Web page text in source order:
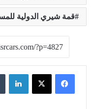
قمة شيري الدولية